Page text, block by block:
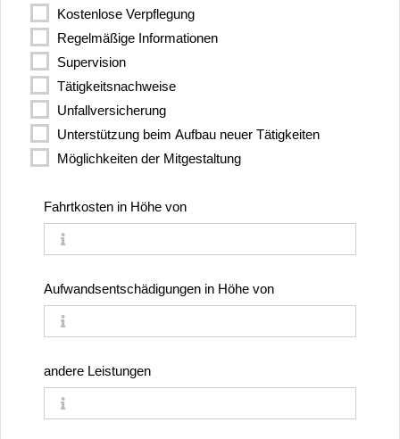
Kostenlose Verpflegung
Regelmäßige Informationen
Supervision
Tätigkeitsnachweise
Unfallversicherung
Unterstützung beim Aufbau neuer Tätigkeiten
Möglichkeiten der Mitgestaltung
Fahrtkosten in Höhe von
Aufwands­entschädigungen in Höhe von
andere Leistungen